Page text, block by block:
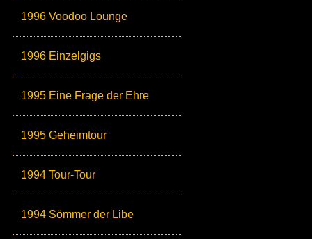
1996 Voodoo Lounge
1996 Einzelgigs
1995 Eine Frage der Ehre
1995 Geheimtour
1994 Tour-Tour
1994 Sömmer der Libe